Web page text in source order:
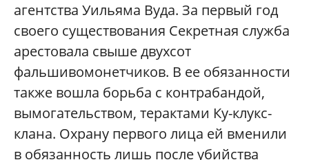
агентства Уильяма Вуда. За первый год
своего существования Секретная служба
арестовала свыше двухсот
фальшивомонетчиков. В ее обязанности
также вошла борьба с контрабандой,
вымогательством, терактами Ку-клукс-
клана. Охрану первого лица ей вменили
в обязанность лишь после убийства